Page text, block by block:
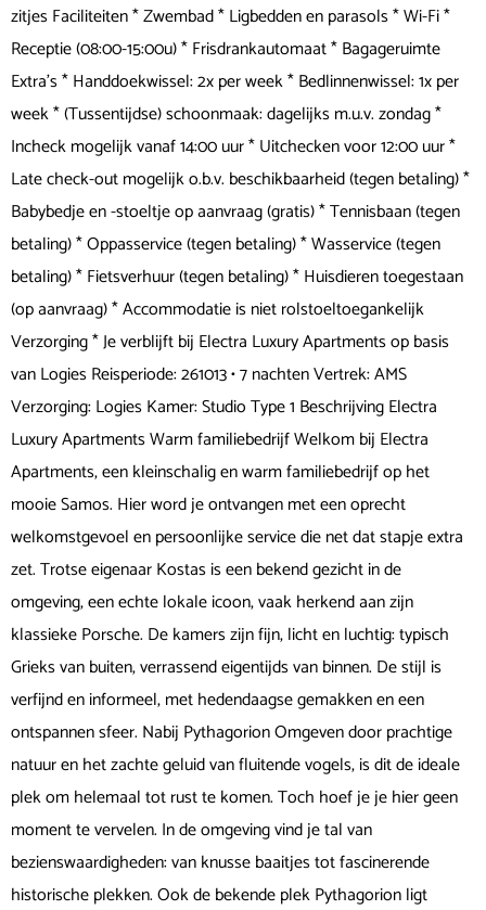
zitjes Faciliteiten * Zwembad * Ligbedden en parasols * Wi-Fi *
Receptie (08:00-15:00u) * Frisdrankautomaat * Bagageruimte
Extra's * Handdoekwissel: 2x per week * Bedlinnenwissel: 1x per
week * (Tussentijdse) schoonmaak: dagelijks m.u.v. zondag *
Incheck mogelijk vanaf 14:00 uur * Uitchecken voor 12:00 uur *
Late check-out mogelijk o.b.v. beschikbaarheid (tegen betaling) *
Babybedje en -stoeltje op aanvraag (gratis) * Tennisbaan (tegen
betaling) * Oppasservice (tegen betaling) * Wasservice (tegen
betaling) * Fietsverhuur (tegen betaling) * Huisdieren toegestaan
(op aanvraag) * Accommodatie is niet rolstoeltoegankelijk
Verzorging * Je verblijft bij Electra Luxury Apartments op basis
van Logies Reisperiode: 261013 • 7 nachten Vertrek: AMS
Verzorging: Logies Kamer: Studio Type 1 Beschrijving Electra
Luxury Apartments Warm familiebedrijf Welkom bij Electra
Apartments, een kleinschalig en warm familiebedrijf op het
mooie Samos. Hier word je ontvangen met een oprecht
welkomstgevoel en persoonlijke service die net dat stapje extra
zet. Trotse eigenaar Kostas is een bekend gezicht in de
omgeving, een echte lokale icoon, vaak herkend aan zijn
klassieke Porsche. De kamers zijn fijn, licht en luchtig: typisch
Grieks van buiten, verrassend eigentijds van binnen. De stijl is
verfijnd en informeel, met hedendaagse gemakken en een
ontspannen sfeer. Nabij Pythagorion Omgeven door prachtige
natuur en het zachte geluid van fluitende vogels, is dit de ideale
plek om helemaal tot rust te komen. Toch hoef je je hier geen
moment te vervelen. In de omgeving vind je tal van
bezienswaardigheden: van knusse baaitjes tot fascinerende
historische plekken. Ook de bekende plek Pythagorion ligt